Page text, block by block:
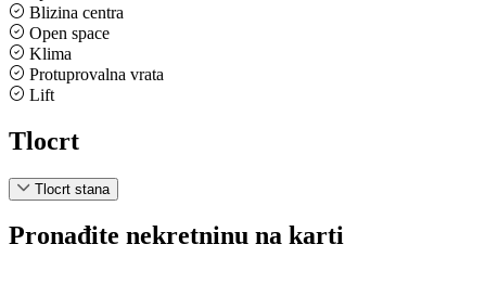
Blizina centra
Open space
Klima
Protuprovalna vrata
Lift
Tlocrt
Tlocrt stana
Pronađite nekretninu na karti